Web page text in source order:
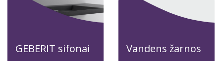
GEBERIT sifonai Vandens žarnos